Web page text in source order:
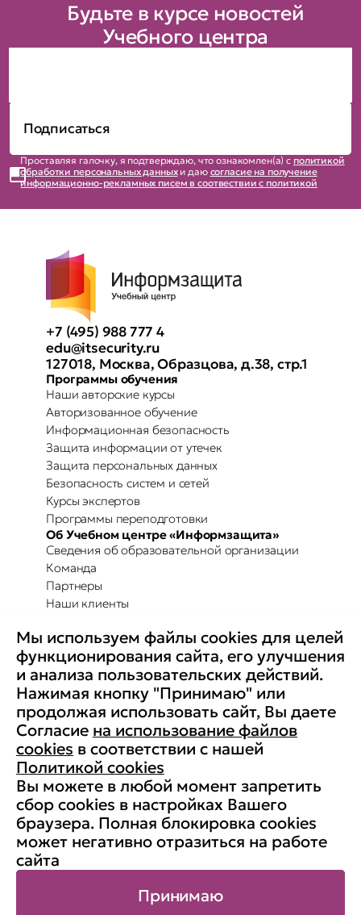
Будьте в курсе новостей
Учебного центра
Проставляя галочку, я подтверждаю, что ознакомлен(а) с политикой
обработки персональных данныхи даю согласие на получение
информационно-рекламных писем в соотвествии с политикой
+7 (495) 988 777 4
edu@itsecurity.ru
127018, Москва, Образцова, д.38, стр.1
Программы обучения
Наши авторские курсы
Авторизованное обучение
Информационная безопасность
Защита информации от утечек
Защита персональных данных
Безопасность систем и сетей
Курсы экспертов
Программы переподготовки
Об Учебном центре «Информзащита»
Сведения об образовательной организации
Команда
Партнеры
Наши клиенты
Повышение осведомленности
Партнерство с Secure-T
Преимущества для бизнеса
Комплексные программы
Контакты
Медиа
Вакансии
Реквизиты
Старая версия сайта
© АНО ДПО «Учебный центр
«Информзащита», 1998-2026. ИНН:
7704190833, ОГРН: 1037700132788
Публичная оферта
Мы используем файлы cookies для целей
функционирования сайта, его улучшения
и анализа пользовательских действий.
Нажимая кнопку "Принимаю" или
продолжая использовать сайт, Вы даете
Согласие на использование файлов
cookies в соответствии с нашей
Политикой cookies
Вы можете в любой момент запретить
сбор cookies в настройках Вашего
браузера. Полная блокировка cookies
может негативно отразиться на работе
сайта
Принимаю